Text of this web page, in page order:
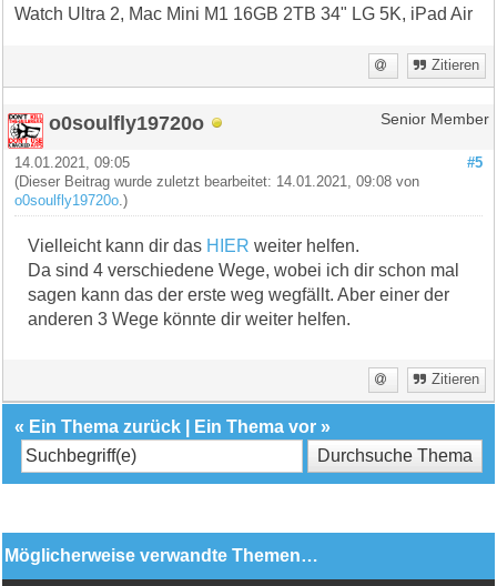
Watch Ultra 2, Mac Mini M1 16GB 2TB 34" LG 5K, iPad Air
Zitieren
o0soulfly19720o Senior Member
#5
14.01.2021, 09:05
(Dieser Beitrag wurde zuletzt bearbeitet: 14.01.2021, 09:08 von
o0soulfly19720o .)
Vielleicht kann dir das HIER weiter helfen.
Da sind 4 verschiedene Wege, wobei ich dir schon mal
sagen kann das der erste weg wegfällt. Aber einer der
anderen 3 Wege könnte dir weiter helfen.
Zitieren
« Ein Thema zurück Ein Thema vor »
Möglicherweise verwandte Themen…